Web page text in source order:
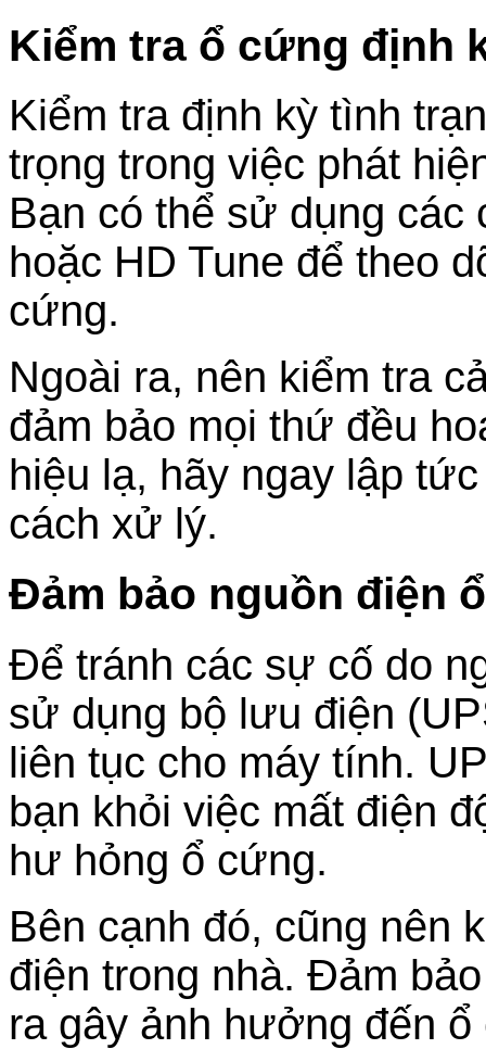
Kiểm tra ổ cứng định
Kiểm tra định kỳ tình
trọng trong việc phát
Bạn có thể sử dụng các
hoặc HD Tune để theo
cứng.
Ngoài ra, nên kiểm tra
đảm bảo mọi thứ đều
hiệu lạ, hãy ngay lập
cách xử lý.
Đảm bảo nguồn điện
Để tránh các sự cố do
sử dụng bộ lưu điện
liên tục cho máy tính.
bạn khỏi việc mất điện
hư hỏng ổ cứng.
Bên cạnh đó, cũng nên
điện trong nhà. Đảm
ra gây ảnh hưởng đến